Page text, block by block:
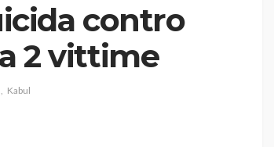
contro
2 vittime
Kabul